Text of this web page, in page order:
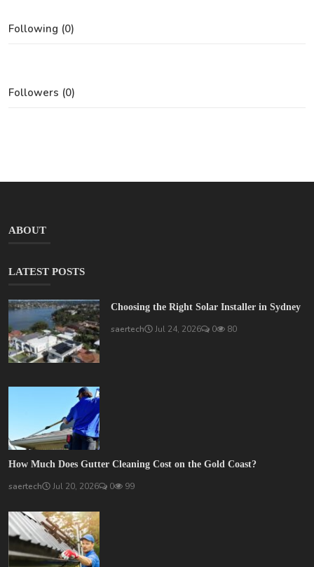
Following (0)
Followers (0)
ABOUT
LATEST POSTS
Choosing the Right Solar Installer in Sydney
saertech Jul 24, 2026 0 80
How Much Does Gutter Cleaning Cost on the Gold Coast?
saertech Jul 20, 2026 0 99